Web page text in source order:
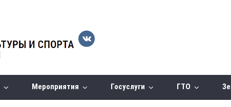
Мероприятия Госуслуги ГТО